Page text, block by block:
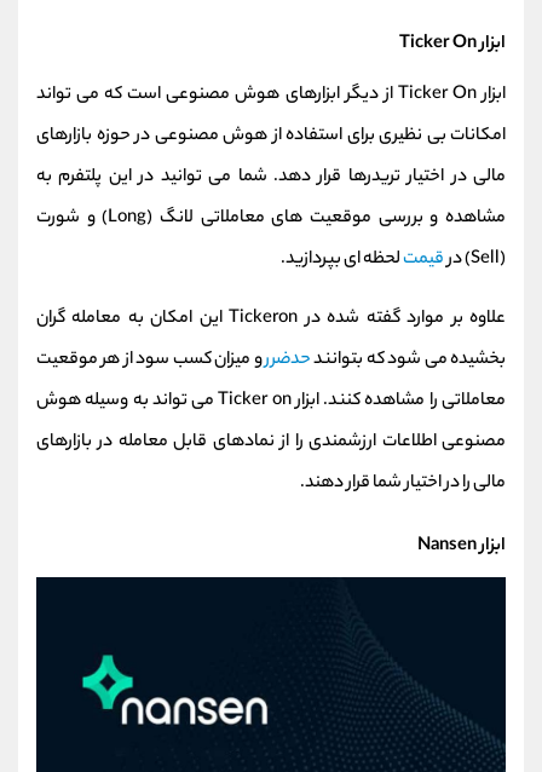
ابزار Ticker On
ابزار Ticker On از دیگر ابزارهای هوش مصنوعی است که می تواند
امکانات بی نظیری برای استفاده از هوش مصنوعی در حوزه بازارهای
مالی در اختیار تریدرها قرار دهد. شما می توانید در این پلتفرم به
مشاهده و بررسی موقعیت های معاملاتی لانگ (Long) و شورت
(Sell) در
قیمتلحظه ای بپردازید.
علاوه بر موارد گفته شده در Tickeron این امکان به معامله گران
بخشیده می شود که بتوانندحدضررو میزان کسب سود از هر موقعیت
معاملاتی را مشاهده کنند. ابزار Ticker on می تواند به وسیله هوش
مصنوعی اطلاعات ارزشمندی را از نمادهای قابل معامله در بازارهای
مالی را در اختیار شما قرار دهند.
ابزار Nansen